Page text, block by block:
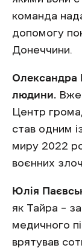
команда
допомогу
Донеччини.
Олександра
людини. Вже
Центр
став одним
миру 2022
воєнних
Юлія
як Тайра –
медичного
врятував